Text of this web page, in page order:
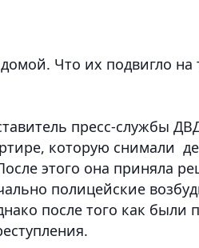
Что их подвигло на
пресс-службы
которую снимали
этого она приняла
полицейские
после того как были